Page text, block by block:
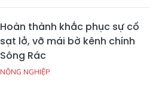
Hoàn thành khắc phục sự cố
sạt lở, vỡ mái bờ kênh chính
Sông Rác
NÔNG NGHIỆP